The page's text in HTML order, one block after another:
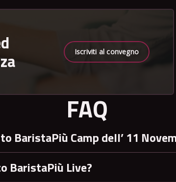
Iscriviti al convegno
FAQ
BaristaPiù Camp dell’ 11
BaristaPiù Live?